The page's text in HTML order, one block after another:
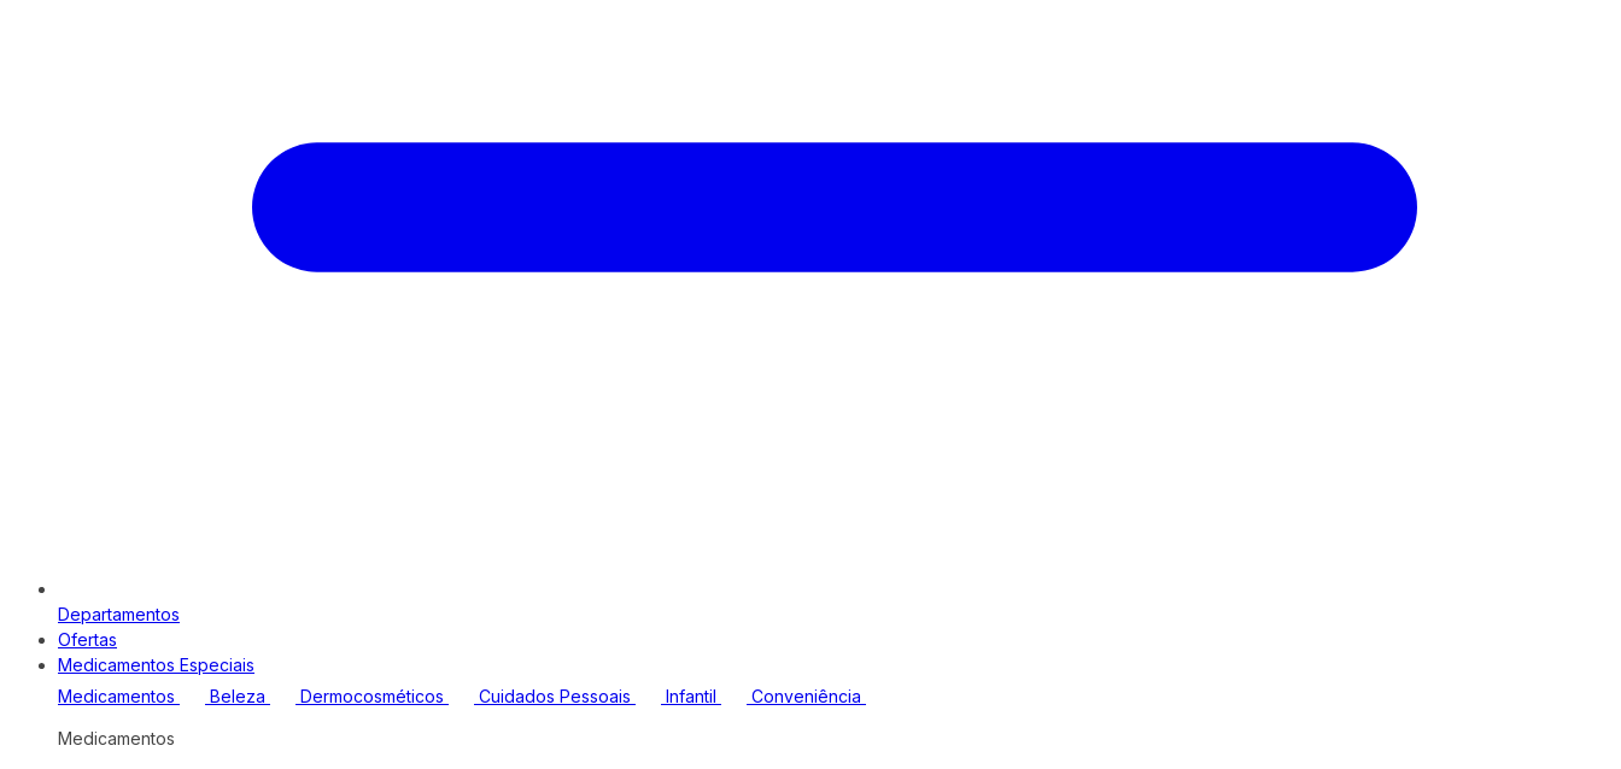
Departamentos
Ofertas
Medicamentos Especiais
Medicamentos
Beleza Dermocosméticos Cuidados Pessoais Infantil Conveniência
Medicamentos